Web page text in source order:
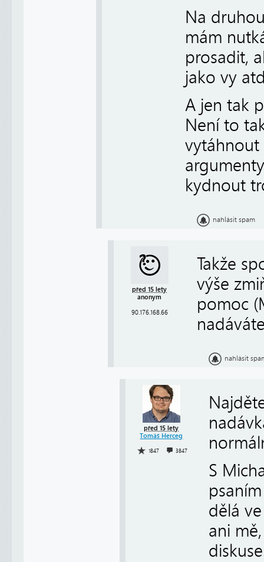
Na
mám
prosadit,
jako vy
A jen tak
Není to
vytáhnout
kydnout
nahlásit spam
před 15 lety
anonym
90.176.168.66
Takže
výše
pomoc
nahlásit
před 15 lety
Tomáš Herceg
1847 3847
S
dělá
ani